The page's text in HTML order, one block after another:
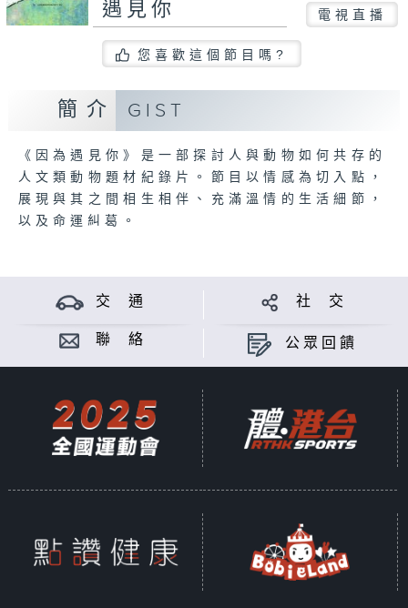
遇見你
電視直播
您喜歡這個節目嗎?
簡介 GIST
《因為遇見你》是一部探討人與動物如何共存的
人文類動物題材紀錄片。節目以情感為切入點，
展現與其之間相生相伴、充滿溫情的生活細節，
以及命運糾葛。
交 通 社 交
聯 絡 公眾回饋